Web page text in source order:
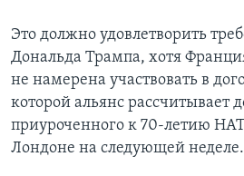
Это должно удовлетворить
Дональда Трампа, хотя
не намерена участвовать в
которой альянс рассчитывает
приуроченного к 70-летию
Лондоне на следующей неделе.